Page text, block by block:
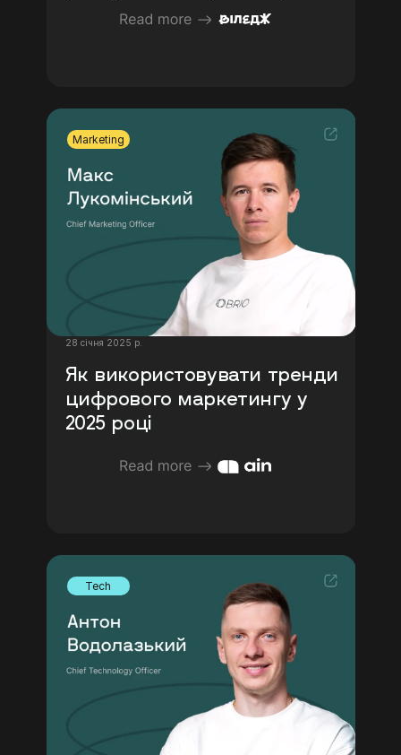
Marketing
28 січня 2025 р.
Як використовувати тренди
цифрового маркетингу у
2025 році
Tech